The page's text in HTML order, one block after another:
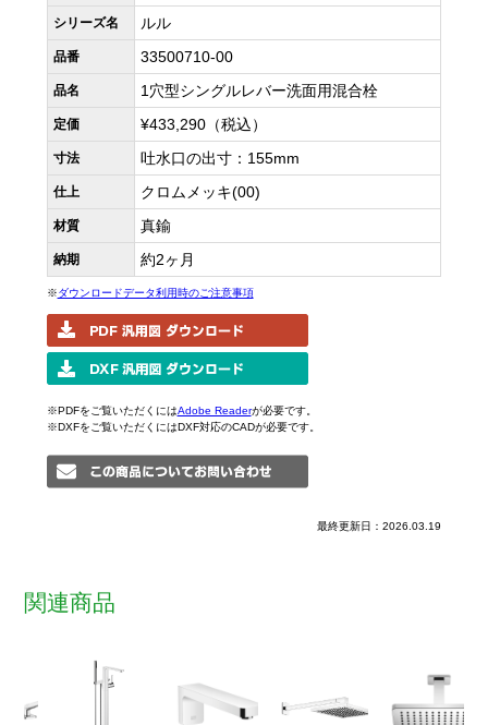
シリーズ名 ルル
品番 33500710-00
品名 1穴型シングルレバー洗面用混合栓
定価 ¥433,290（税込）
寸法 吐水口の出寸：155mm
仕上 クロムメッキ(00)
材質 真鍮
納期 約2ヶ月
※ダウンロードデータ利用時のご注意事項
※PDFをご覧いただくにはAdobe Readerが必要です。
※DXFをご覧いただくにはDXF対応のCADが必要です。
最終更新日：2026.03.19
関連商品